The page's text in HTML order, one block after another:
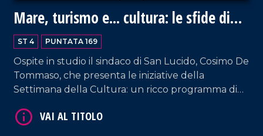
Mare, turismo e... cultura: le sfide di
San Lucido
ST 4 PUNTATA 169
Ospite in studio il sindaco di San Lucido, Cosimo De
Tommaso, che presenta le iniziative della
Settimana della Cultura: un ricco programma di
patrimonio artistico del borgo calabrese.
VAI AL TITOLO